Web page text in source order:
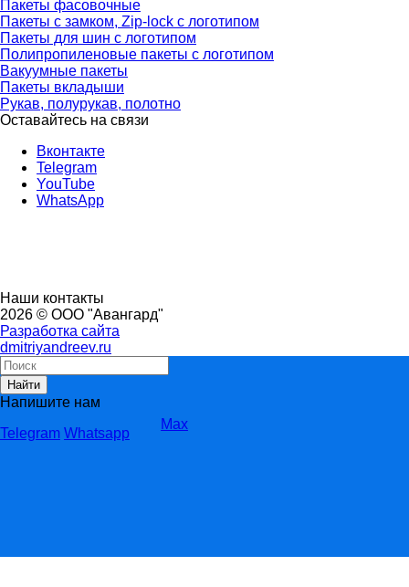
Пакеты фасовочные
Пакеты с замком, Zip-lock с логотипом
Пакеты для шин с логотипом
Полипропиленовые пакеты с логотипом
Вакуумные пакеты
Пакеты вкладыши
Рукав, полурукав, полотно
Оставайтесь на связи
Вконтакте
Telegram
YouTube
WhatsApp
Наши контакты
2026 © ООО "Авангард"
Разработка сайта
dmitriyandreev.ru
Найти
Напишите нам
Telegram Whatsapp
Max